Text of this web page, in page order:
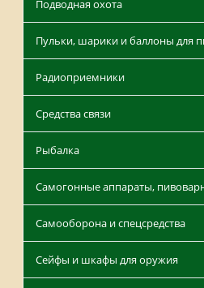
Подводная охота
Пульки, шарики и баллоны для
Радиоприемники
Средства связи
Рыбалка
Самогонные аппараты,
Самооборона и спецсредства
Сейфы и шкафы для оружия